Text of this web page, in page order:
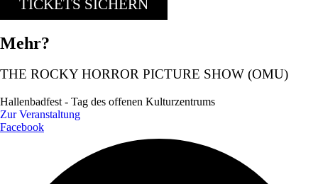
TICKETS SICHERN
Mehr?
THE ROCKY HORROR PICTURE SHOW (OMU)
Hallenbadfest - Tag des offenen Kulturzentrums
Zur Veranstaltung
Facebook